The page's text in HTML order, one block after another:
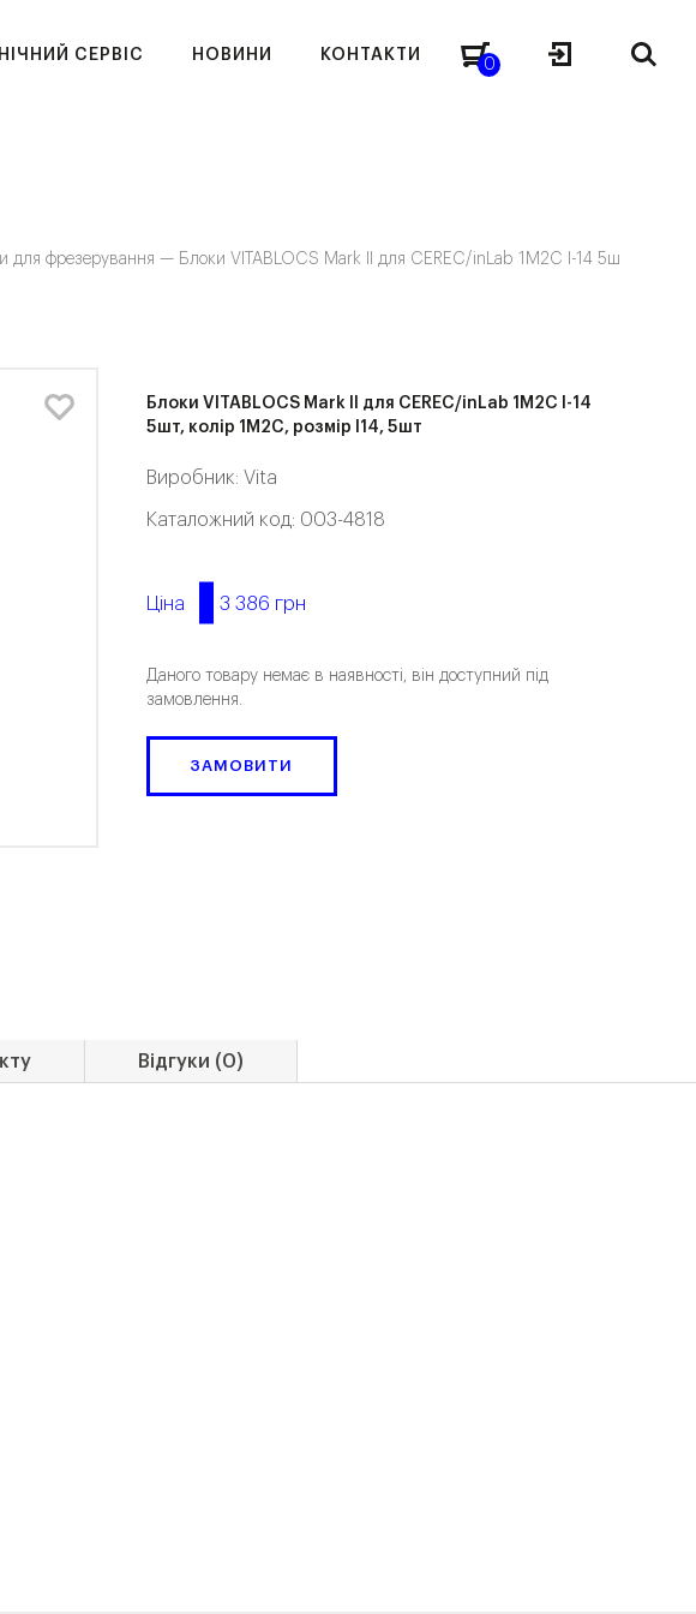
СЕРВІС НОВИНИ КОНТАКТИ
0
для фрезерування — Блоки VITABLOCS Mark II для CEREC/inLab 1M2C I-14 5ш
Блоки VITABLOCS Mark II для CEREC/inLab 1M2C I-14
5шт, колір 1M2C, розмір I14, 5шт
Виробник: Vita
Каталожний код: 003-4818
Ціна 3 386 грн
Даного товару немає в наявності, він доступний під
замовлення.
ЗАМОВИТИ
Відгуки (0)